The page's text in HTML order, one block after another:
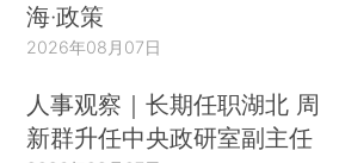
海·政策
2026年08月07日
人事观察｜长期任职湖北 周
新群升任中央政研室副主任